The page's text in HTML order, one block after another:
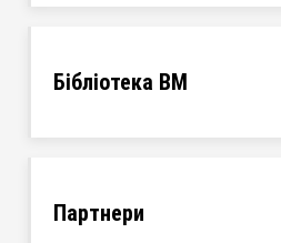
Бібліотека ВМ
Партнери